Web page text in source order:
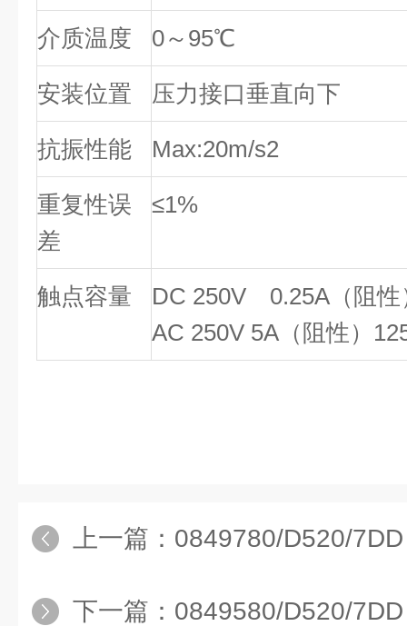
介质温度 0～95℃
安装位置 压力接口垂直向下
抗振性能 Max:20m/s2
重复性误
差
≤1%
触点容量
DC 250V 0.25A（阻性
AC 250V 5A（阻性）
上一篇： 0849780/D520/7DD
下一篇： 0849580/D520/7DD